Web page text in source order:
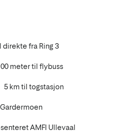
fra Ring 3
meter til flybuss
5 km til togstasjon
AMFI Ullevaal